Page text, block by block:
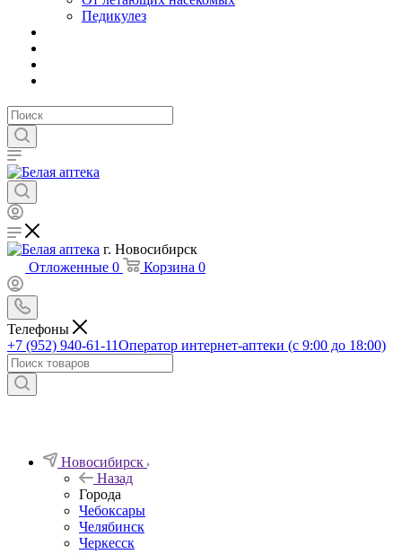
Педикулез
г. Новосибирск
Отложенные 0 Корзина 0
Телефоны
+7 (952) 940-61-11Оператор интернет-аптеки (с 9:00 до 18:00)
Новосибирск
Назад
Города
Чебоксары
Челябинск
Черкесск